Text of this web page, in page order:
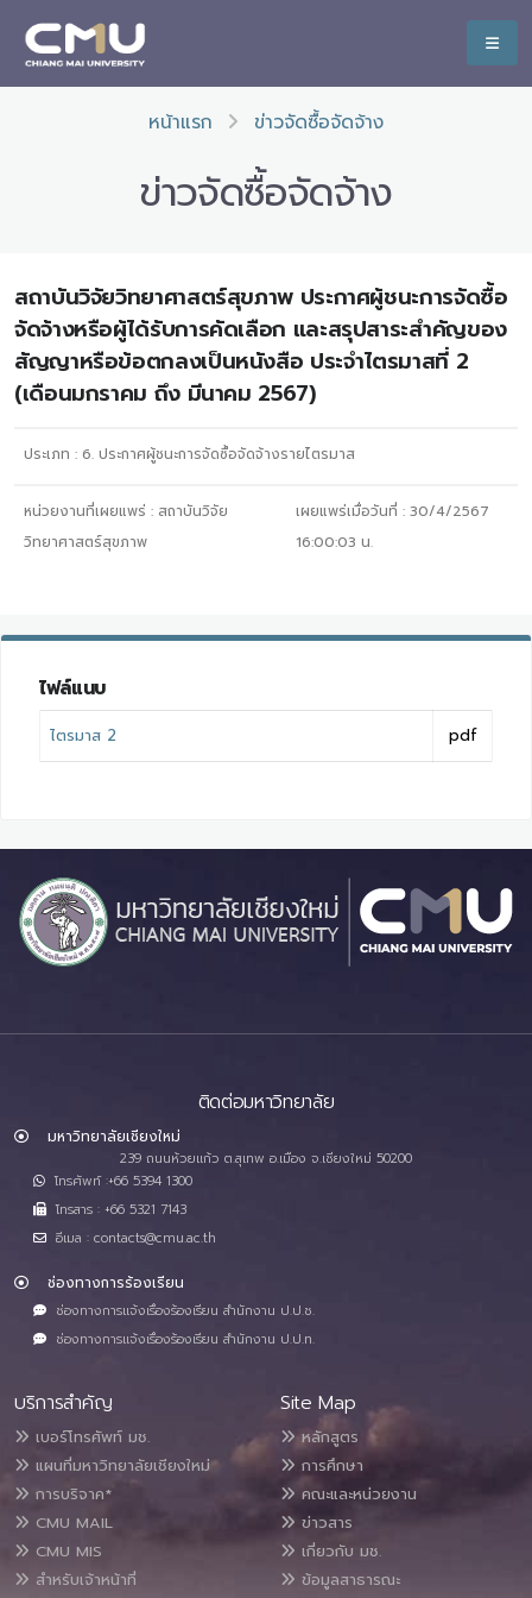
หน้าแรก ข่าวจัดซื้อจัดจ้าง
ข่าวจัดซื้อจัดจ้าง
สถาบันวิจัยวิทยาศาสตร์สุขภาพ ประกาศผู้ชนะการจัดซื้อ
จัดจ้างหรือผู้ได้รับการคัดเลือก และสรุปสาระสำคัญของ
สัญญาหรือข้อตกลงเป็นหนังสือ ประจำไตรมาสที่ 2
(เดือนมกราคม ถึง มีนาคม 2567)
ประเภท : 6. ประกาศผู้ชนะการจัดซื้อจัดจ้างรายไตรมาส
หน่วยงานที่เผยแพร่ : สถาบันวิจัย
วิทยาศาสตร์สุขภาพ
เผยแพร่เมื่อวันที่ : 30/4/2567
16:00:03 น.
ไฟล์แนบ
ไตรมาส 2 pdf
ติดต่อมหาวิทยาลัย
มหาวิทยาลัยเชียงใหม่
239 ถนนห้วยแก้ว ต.สุเทพ อ.เมือง จ.เชียงใหม่ 50200
โทรศัพท์ :+66 5394 1300
โทรสาร : +66 5321 7143
อีเมล : contacts@cmu.ac.th
ช่องทางการร้องเรียน
ช่องทางการแจ้งเรื่องร้องเรียน สำนักงาน ป.ป.ช.
ช่องทางการแจ้งเรื่องร้องเรียน สำนักงาน ป.ป.ท.
บริการสำคัญ
เบอร์โทรศัพท์ มช.
แผนที่มหาวิทยาลัยเชียงใหม่
การบริจาค*
CMU MAIL
CMU MIS
สำหรับเจ้าหน้าที่
Site Map
หลักสูตร
การศึกษา
คณะและหน่วยงาน
ข่าวสาร
เกี่ยวกับ มช.
ข้อมูลสาธารณะ